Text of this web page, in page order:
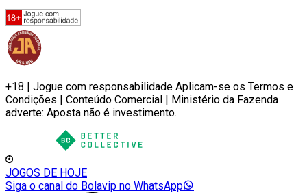
+18 | Jogue com responsabilidade Aplicam-se os Termos e
Condições | Conteúdo Comercial | Ministério da Fazenda
adverte: Aposta não é investimento.
JOGOS DE HOJE
Siga o canal do Bolavip no WhatsApp